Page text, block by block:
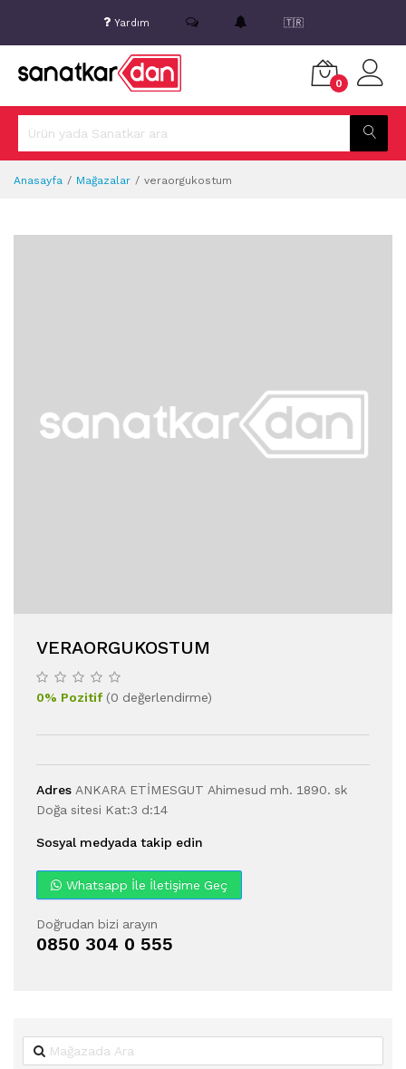
Yardım 🇹🇷
0
Anasayfa Mağazalar veraorgukostum
VERAORGUKOSTUM
0% Pozitif(0 değerlendirme)
Adres ANKARA ETİMESGUT Ahimesud mh. 1890. sk
Doğa sitesi Kat:3 d:14
Sosyal medyada takip edin
Whatsapp İle İletişime Geç
Doğrudan bizi arayın
0850 304 0 555